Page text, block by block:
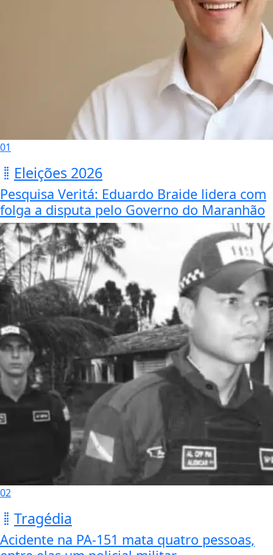
01
Eleições 2026
Pesquisa Veritá: Eduardo Braide lidera com
folga a disputa pelo Governo do Maranhão
02
Tragédia
Acidente na PA-151 mata quatro pessoas,